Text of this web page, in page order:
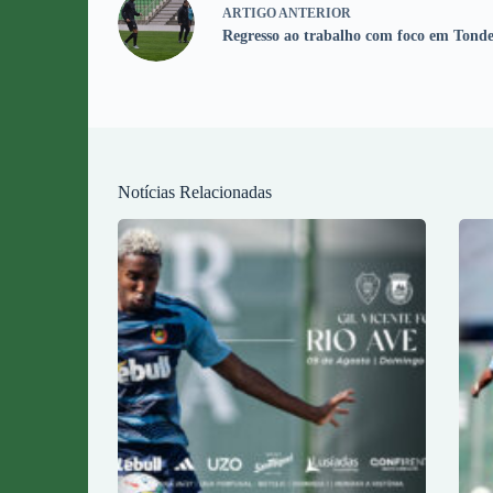
ARTIGO ANTERIOR
Regresso ao trabalho com foco em
Notícias Relacionadas